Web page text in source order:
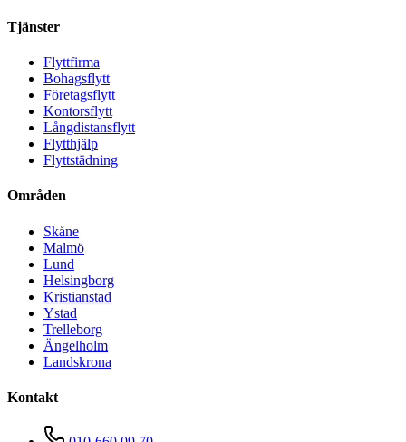
Tjänster
Flyttfirma
Bohagsflytt
Företagsflytt
Kontorsflytt
Långdistansflytt
Flytthjälp
Flyttstädning
Områden
Skåne
Malmö
Lund
Helsingborg
Kristianstad
Ystad
Trelleborg
Ängelholm
Landskrona
Kontakt